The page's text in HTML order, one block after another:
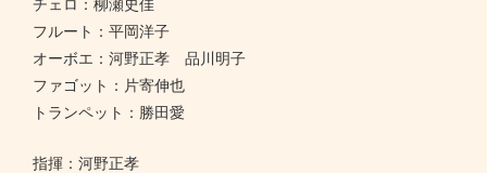
チェロ：柳瀬史佳
フルート：平岡洋子
オーボエ：河野正孝 品川明子
ファゴット：片寄伸也
トランペット：勝田愛
指揮：河野正孝